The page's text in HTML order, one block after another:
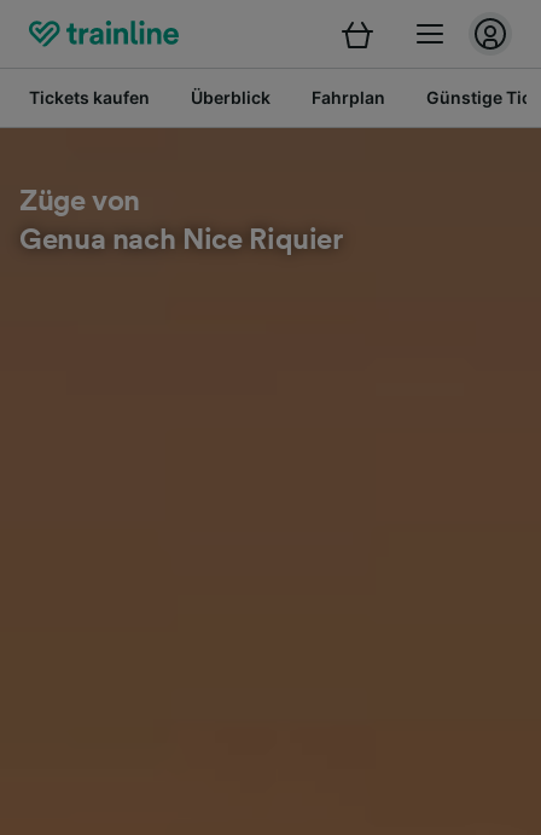
Tickets kaufen Überblick Fahrplan Günstige
Züge von
Genua nach Nice Riquier